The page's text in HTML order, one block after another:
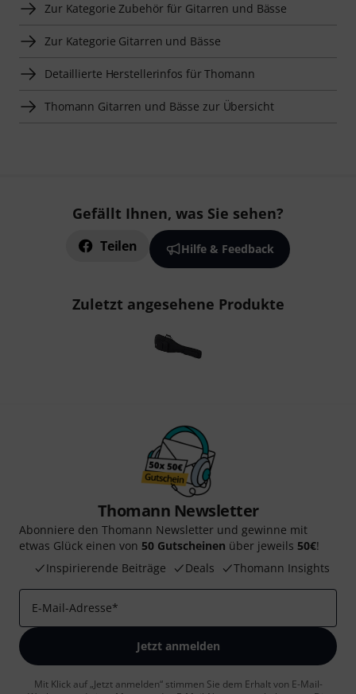
Zur Kategorie Zubehör für Gitarren und Bässe
Zur Kategorie Gitarren und Bässe
Detaillierte Herstellerinfos für Thomann
Thomann Gitarren und Bässe zur Übersicht
Gefällt Ihnen, was Sie sehen?
Teilen Hilfe & Feedback
Zuletzt angesehene Produkte
Thomann Newsletter
Abonniere den Thomann Newsletter und gewinne mit
etwas Glück einen von 50 Gutscheinen über jeweils 50€!
Inspirierende Beiträge
Deals Thomann Insights
E-Mail-Adresse*
Jetzt anmelden
Mit Klick auf „Jetzt anmelden“ stimmen Sie dem Erhalt von E-Mail-